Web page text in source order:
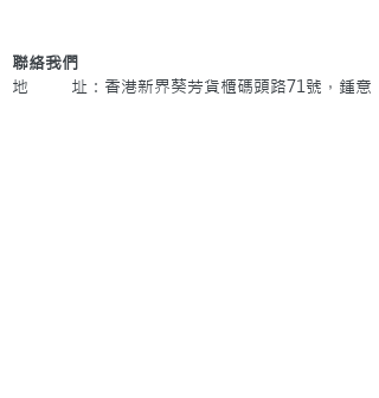
聯絡我們
地 址：香港新界葵芳貨櫃碼頭路71號，鍾意